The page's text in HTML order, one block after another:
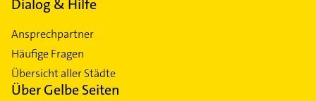
Dialog & Hilfe
Ansprechpartner
Häufige Fragen
Übersicht aller Städte
Über Gelbe Seiten